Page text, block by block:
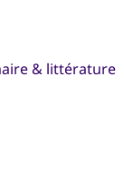
& littérature